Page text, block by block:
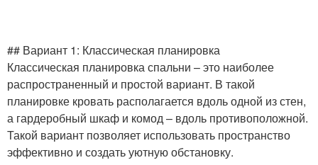
## Вариант 1: Классическая планировка
Классическая планировка спальни – это наиболее
распространенный и простой вариант. В такой
планировке кровать располагается вдоль одной из стен,
а гардеробный шкаф и комод – вдоль противоположной.
Такой вариант позволяет использовать пространство
эффективно и создать уютную обстановку.